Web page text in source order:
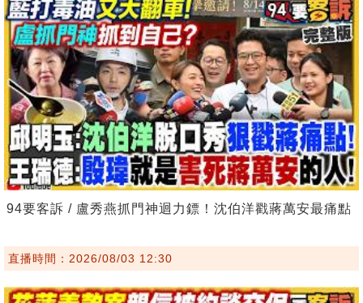
94要客訴 / 盧秀燕抓門神迴力鏢！沈伯洋戳蔣萬安最痛點
直播時間：2026/08/03 12:30